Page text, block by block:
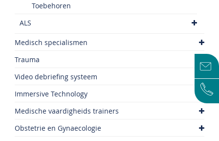
Toebehoren
ALS
Medisch specialismen
Trauma
Video debriefing systeem
Immersive Technology
Medische vaardigheids trainers
Obstetrie en Gynaecologie